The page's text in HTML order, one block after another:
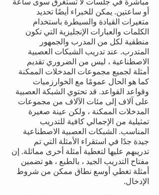
أو ساعتين. يمكن للخبراء أيضًا تحديد
متغيرات القيادة والسيطرة باستخدام
الكلمات والعبارات الإنجليزية التي تكون
منطقية لكل من المدرب والجمهور
المتدرب. عند تدريب الشبكات العصبية
الاصطناعية ، ليس من الضروري تقديم
أمثلة لجميع مجموعات المدخلات الممكنة
كما هو الحال عمومًا مع الخوارزميات
وقواعد القواعد. قد تحتوي الشبكة العصبية
على آلاف إلى مئات الآلاف من مجموعات
المدخلات الممكنة ، ولكن عينة صغيرة
تمثيلية من الإجمالي كافية للتدريب
المناسب. الشبكات العصبية الاصطناعية
جيدة جدًا في استقراء الأمثلة التي تم
تدريبهم عليها لتغطية أمثلة أخرى مماثلة. إن
مفتاح التدريب الجيد ، بالطبع ، هو تضمين
أمثلة تغطي أوسع نطاق ممكن من شروط
الإدخال.